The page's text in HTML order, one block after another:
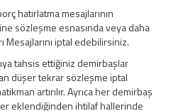
hatırlatma mesajlarının
sözleşme esnasında veya daha
Mesajlarını iptal edebilirsiniz.
tahsis ettiğiniz demirbaşlar
düşer tekrar sözleşme iptal
artırılır. Ayrıca her demirbaş
eklendiğinden ihtilaf hallerinde